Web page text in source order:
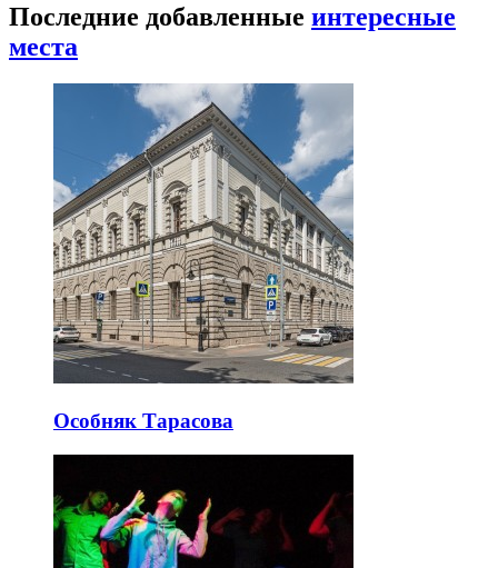
Последние добавленные интересные
места
Особняк Тарасова